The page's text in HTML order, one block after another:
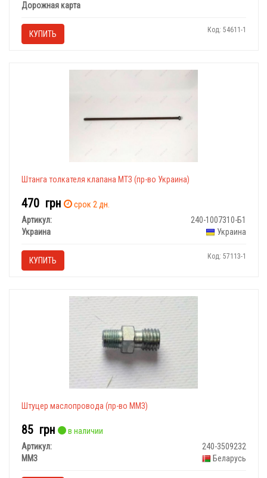
Дорожная карта
КУПИТЬ Код: 54611-1
Штанга толкателя клапана МТЗ (пр-во Украина)
470 грн
срок 2 дн.
Артикул:
240-1007310-Б1
Украина
Украина
КУПИТЬ Код: 57113-1
Штуцер маслопровода (пр-во ММЗ)
85 грн
в наличии
Артикул:
240-3509232
ММЗ
Беларусь